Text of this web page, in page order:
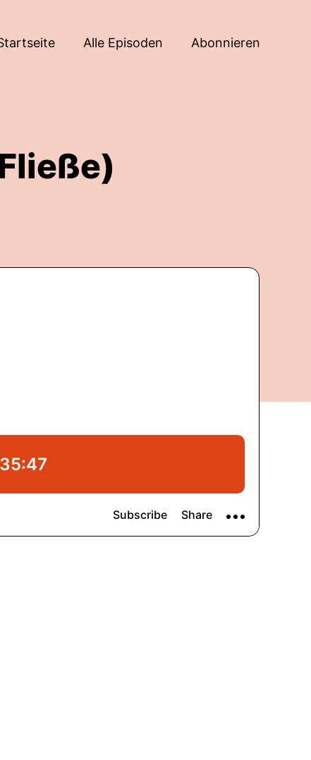
Alle Episoden Abonnieren